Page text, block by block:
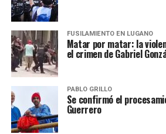
FUSILAMIENTO EN LUGANO
Matar por matar: la
el crimen de Gabriel
PABLO GRILLO
Se confirmó el
Guerrero